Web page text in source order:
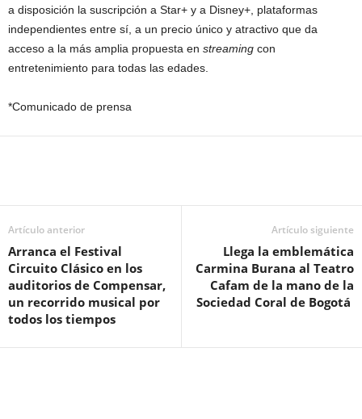
a disposición la suscripción a Star+ y a Disney+, plataformas
independientes entre sí, a un precio único y atractivo que da
acceso a la más amplia propuesta en streaming con
entretenimiento para todas las edades.
*Comunicado de prensa
Artículo anterior
Arranca el Festival
Circuito Clásico en los
auditorios de Compensar,
un recorrido musical por
todos los tiempos
Artículo siguiente
Llega la emblemática
Carmina Burana al Teatro
Cafam de la mano de la
Sociedad Coral de Bogotá